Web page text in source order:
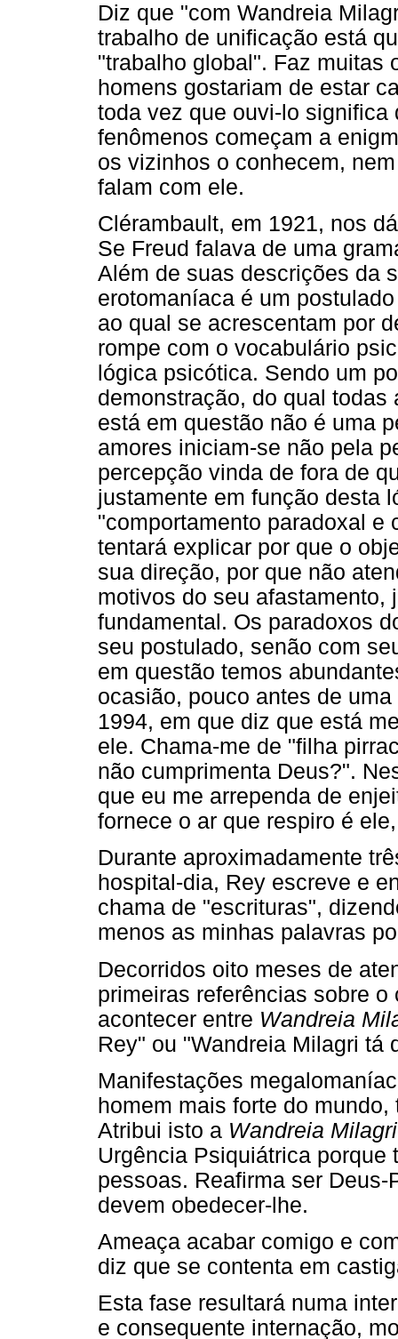
Diz que "com Wandreia
trabalho de unificação está
"trabalho global". Faz muitas
homens gostariam de estar
toda vez que ouvi-lo
fenômenos começam a
os vizinhos o conhecem,
falam com ele.
Clérambault, em 1921, nos
Se Freud falava de uma
Além de suas descrições da
erotomaníaca é um
ao qual se acrescentam por
rompe com o vocabulário
lógica psicótica. Sendo um
demonstração, do qual
está em questão não é uma
amores iniciam-se não pela
percepção vinda de fora de
justamente em função desta
"comportamento paradoxal e
tentará explicar por que o
sua direção, por que não
motivos do seu afastamento,
fundamental. Os paradoxos
seu postulado, senão com
em questão temos
ocasião, pouco antes de
1994, em que diz que está
ele. Chama-me de "filha
não cumprimenta Deus?".
que eu me arrependa de
fornece o ar que respiro é
Durante aproximadamente
hospital-dia, Rey escreve e
chama de "escrituras",
menos as minhas palavras
Decorridos oito meses de
primeiras referências sobre
acontecer entre Wandreia
Rey" ou "Wandreia Milagri tá
Manifestações
homem mais forte do
Atribui isto a Wandreia Milagri
Urgência Psiquiátrica
pessoas. Reafirma ser
devem obedecer-lhe.
Ameaça acabar comigo e
diz que se contenta em
Esta fase resultará numa
e consequente internação,